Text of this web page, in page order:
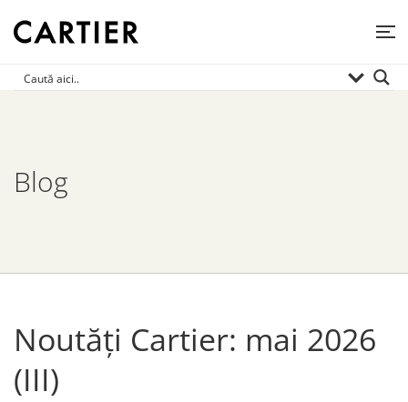
Blog
Noutăți Cartier: mai 2026
(III)